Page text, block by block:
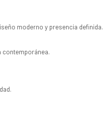
moderno y presencia definida.
contemporánea.